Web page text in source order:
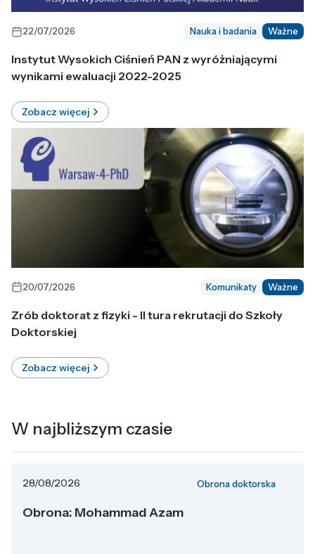
22/07/2026 Nauka i badania Ważne
Instytut Wysokich Ciśnień PAN z wyróżniającymi
wynikami ewaluacji 2022-2025
Zobacz więcej
20/07/2026 Komunikaty Ważne
Zrób doktorat z fizyki - II tura rekrutacji do Szkoły
Doktorskiej
Zobacz więcej
W najbliższym czasie
28/08/2026 Obrona doktorska
Obrona: Mohammad Azam